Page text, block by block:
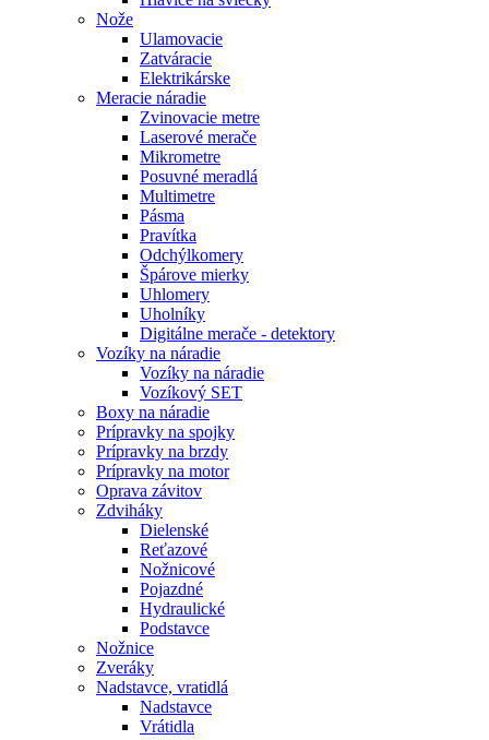
Nože
Ulamovacie
Zatváracie
Elektrikárske
Meracie náradie
Zvinovacie metre
Laserové merače
Mikrometre
Posuvné meradlá
Multimetre
Pásma
Pravítka
Odchýlkomery
Špárove mierky
Uhlomery
Uholníky
Digitálne merače - detektory
Vozíky na náradie
Vozíky na náradie
Vozíkový SET
Boxy na náradie
Prípravky na spojky
Prípravky na brzdy
Prípravky na motor
Oprava závitov
Zdviháky
Dielenské
Reťazové
Nožnicové
Pojazdné
Hydraulické
Podstavce
Nožnice
Zveráky
Nadstavce, vratidlá
Nadstavce
Vrátidla